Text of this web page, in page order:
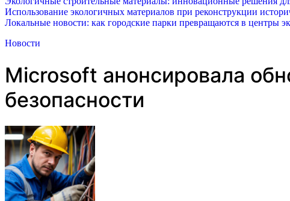
Использование экологичных материалов при реконструкции
Локальные новости: как городские парки превращаются в центры
Новости
Microsoft анонсировала
безопасности